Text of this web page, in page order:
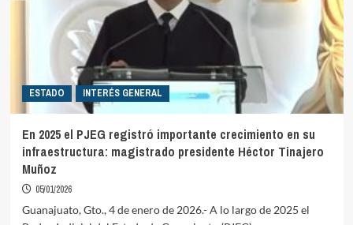
ESTADO INTERÉS GENERAL
En 2025 el PJEG registró importante crecimiento en su
infraestructura: magistrado presidente Héctor Tinajero
Muñoz
05/01/2026
Guanajuato, Gto., 4 de enero de 2026.- A lo largo de 2025 el